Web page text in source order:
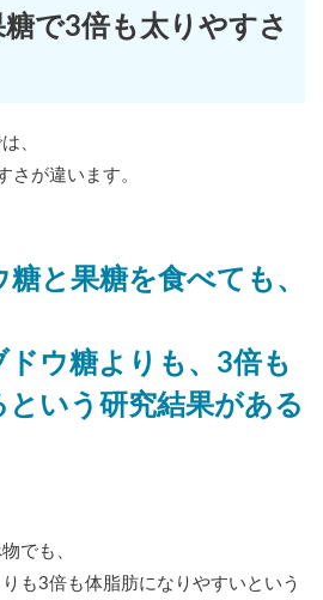
で3倍も太りやすさ
、
さが違います。
と果糖を食べても、
ウ糖よりも、3倍も
いう研究結果がある
でも、
も3倍も体脂肪になりやすいという